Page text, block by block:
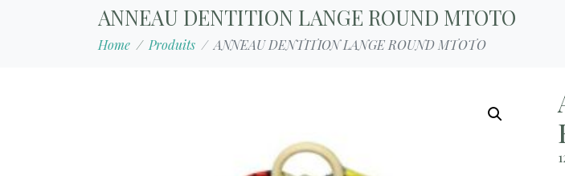
ANNEAU DENTITION LANGE ROUND MTOTO
Home Produits ANNEAU DENTITION LANGE ROUND MTOTO